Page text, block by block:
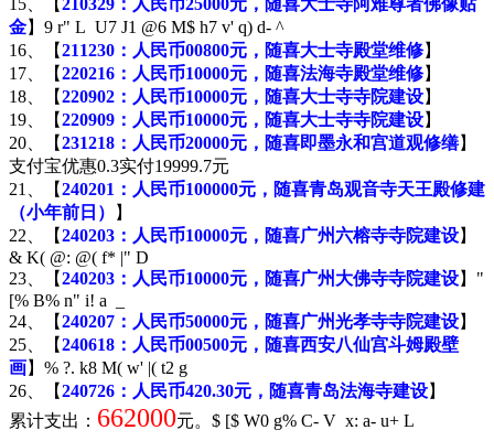
金】 9 r" L U7 J1 @6 M$ h7 v' q) d- ^
16、【211230：人民币00800元，随喜大士寺殿堂维修】
17、【220216：人民币10000元，随喜法海寺殿堂维修】
18、【220902：人民币10000元，随喜大士寺寺院建设】
19、【220909：人民币10000元，随喜大士寺寺院建设】
20、【231218：人民币20000元，随喜即墨永和宫道观修缮】
支付宝优惠0.3实付19999.7元
21、【240201：人民币100000元，随喜青岛观音寺天王殿修建
（小年前日）
】
22、【240203：人民币10000元，随喜广州六榕寺寺院建设】
& K( @: @( f* |" D
23、【240203：人民币10000元，随喜广州大佛寺寺院建设】 "
[% B% n" i! a _
24、【240207：人民币50000元，随喜广州光孝寺寺院建设】
25、【240618：人民币00500元，随喜西安八仙宫斗姆殿壁
画】 % ?. k8 M( w' |( t2 g
26、【240726：人民币420.30元，随喜青岛法海寺建设】
累计支出： 662000元。 $ [$ W0 g% C- V x: a- u+ L